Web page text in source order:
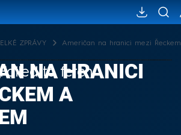
ZPRÁVY Američan na hranici mezi
Failed to fetch
NA HRANICI
A